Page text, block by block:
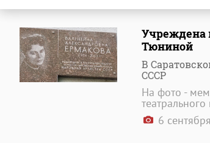
Учреждена
Тюниной
В
СССР
На фото -
театрального
6